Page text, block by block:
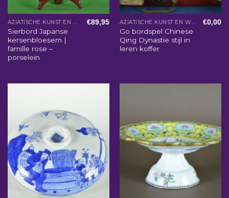
AZIATISCHE KUNST EN WOONACCESSOIRES
Sierbord Japanse
kersenbloesem |
famille rose –
porselein
€89,95 AZIATISCHE KUNST EN WOONACCESSOIRES
Go bordspel Chinese
Qing Dynastie stijl in
leren koffer
€0,00